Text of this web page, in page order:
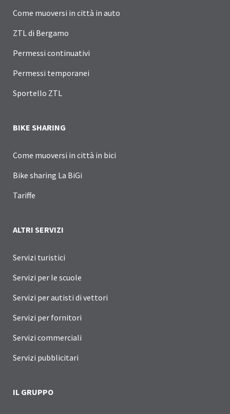
Come muoversi in città in auto
ZTL di Bergamo
Permessi continuativi
Permessi temporanei
Sportello ZTL
BIKE SHARING
Come muoversi in città in bici
Bike sharing La BiGi
Tariffe
ALTRI SERVIZI
Servizi turistici
Servizi per le scuole
Servizi per autisti di vettori
Servizi per fornitori
Servizi commerciali
Servizi pubblicitari
IL GRUPPO